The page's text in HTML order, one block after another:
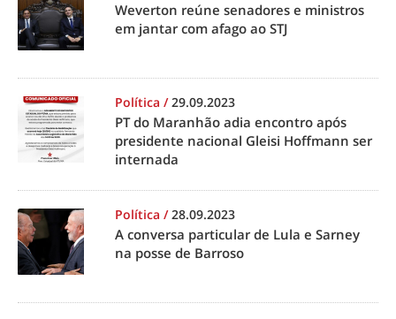
Weverton reúne senadores e ministros
em jantar com afago ao STJ
Política /29.09.2023
PT do Maranhão adia encontro após
presidente nacional Gleisi Hoffmann ser
internada
Política /28.09.2023
A conversa particular de Lula e Sarney
na posse de Barroso